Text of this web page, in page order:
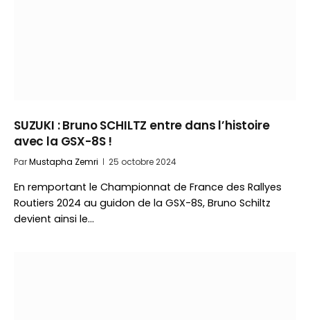
SUZUKI : Bruno SCHILTZ entre dans l’histoire
avec la GSX-8S !
ParMustapha Zemri 25 octobre 2024
En remportant le Championnat de France des Rallyes
Routiers 2024 au guidon de la GSX-8S, Bruno Schiltz
devient ainsi le…